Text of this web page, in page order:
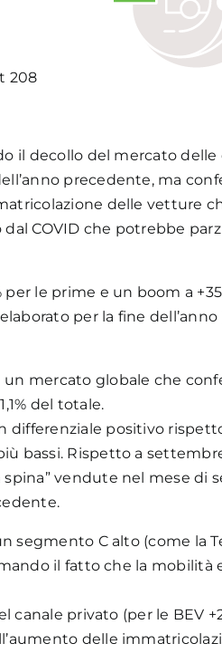
208
il decollo del mercato
precedente, ma
delle vetture
COVID che potrebbe
le prime e un boom a
per la fine
mercato globale che
del totale.
positivo
bassi. Rispetto a
spina” vendute nel mese di
segmento C alto (come la
il fatto che la mobilità
privato (per le BEV
delle